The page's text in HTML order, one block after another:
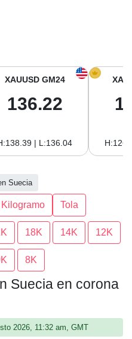
del sur
XAUUSD GM24
136.22
| L:136.04
Suecia
Kilogramo Tola
18K 14K 12K
8K
Suecia en corona
2026, 11:32 am, GMT